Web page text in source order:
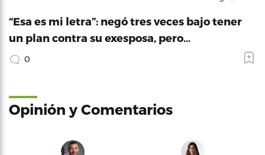
“Esa es mi letra”: negó tres veces bajo tener
un plan contra su exesposa, pero…
0
Opinión y Comentarios